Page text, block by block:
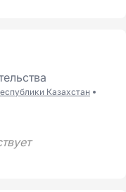
Казахстан